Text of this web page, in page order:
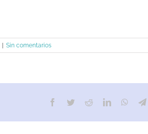
Sin comentarios